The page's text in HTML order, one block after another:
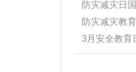
防灾减灾教
3月安全教育